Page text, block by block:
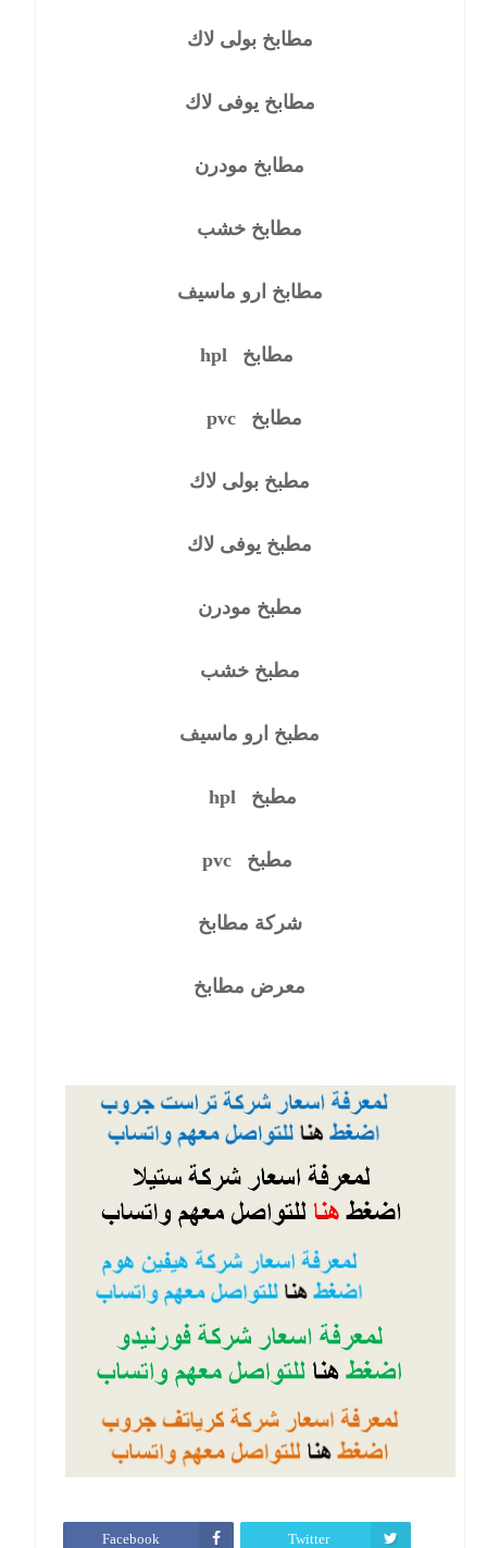
مطابخ بولى لاك
مطابخ يوفى لاك
مطابخ مودرن
مطابخ خشب
مطابخ ارو ماسيف
hpl
pvc
مطبخ بولى لاك
مطبخ يوفى لاك
مطبخ مودرن
مطبخ خشب
مطبخ ارو ماسيف
hpl مطبخ
pvc
شركة مطابخ
معرض مطابخ
Twitter
Facebook